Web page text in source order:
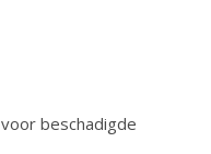
beschadigde